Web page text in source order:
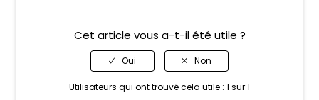
Cet article vous a-t-il été utile ?
Utilisateurs qui ont trouvé cela utile : 1 sur 1